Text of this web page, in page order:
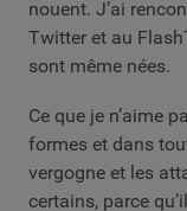
nouent. J’ai
Twitter et au
sont même nées.
Ce que je n’aime
formes et dans
vergogne et les
certains, parce